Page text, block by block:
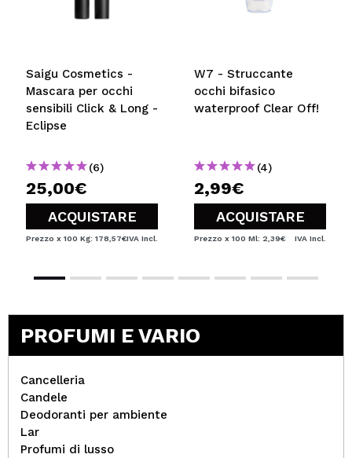
Saigu Cosmetics -
Mascara per occhi
sensibili Click & Long -
Eclipse
(6)
25,00€
ACQUISTARE
Prezzo x 100 Kg: 178,57€IVA Incl.
W7 - Struccante
occhi bifasico
waterproof Clear Off!
(4)
2,99€
ACQUISTARE
Prezzo x 100 Ml: 2,39€ IVA Incl.
PROFUMI E VARIO
Cancelleria
Candele
Deodoranti per ambiente
Lar
Profumi di lusso